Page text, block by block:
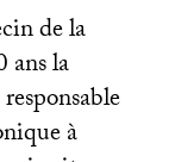
de la
ans la
à